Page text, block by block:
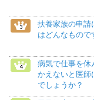
扶養家族の申請
はどんなもので
病気で仕事を休
かえないと医師
でしょうか？